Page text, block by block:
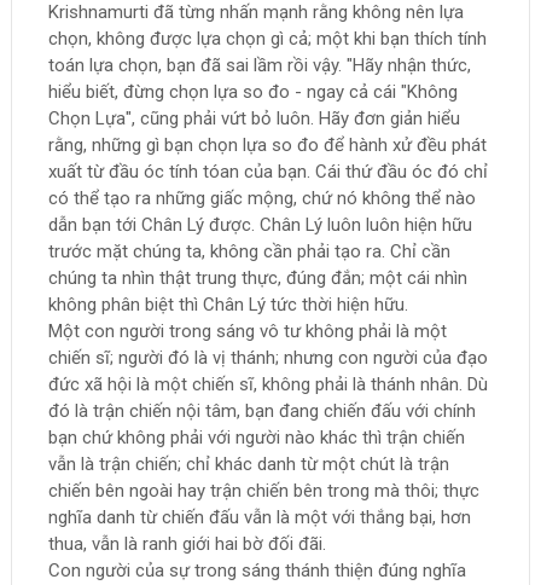
Krishnamurti đã từng nhấn mạnh rằng không nên lựa
chọn, không được lựa chọn gì cả; một khi bạn thích tính
toán lựa chọn, bạn đã sai lầm rồi vậy. "Hãy nhận thức,
hiểu biết, đừng chọn lựa so đo - ngay cả cái "Không
Chọn Lựa", cũng phải vứt bỏ luôn. Hãy đơn giản hiểu
rằng, những gì bạn chọn lựa so đo để hành xử đều phát
xuất từ đầu óc tính tóan của bạn. Cái thứ đầu óc đó chỉ
có thể tạo ra những giấc mộng, chứ nó không thể nào
dẫn bạn tới Chân Lý được. Chân Lý luôn luôn hiện hữu
trước mặt chúng ta, không cần phải tạo ra. Chỉ cần
chúng ta nhìn thật trung thực, đúng đắn; một cái nhìn
không phân biệt thì Chân Lý tức thời hiện hữu.
Một con người trong sáng vô tư không phải là một
chiến sĩ; người đó là vị thánh; nhưng con người của đạo
đức xã hội là một chiến sĩ, không phải là thánh nhân. Dù
đó là trận chiến nội tâm, bạn đang chiến đấu với chính
bạn chứ không phải với người nào khác thì trận chiến
vẫn là trận chiến; chỉ khác danh từ một chút là trận
chiến bên ngoài hay trận chiến bên trong mà thôi; thực
nghĩa danh từ chiến đấu vẫn là một với thắng bại, hơn
thua, vẫn là ranh giới hai bờ đối đãi.
Con người của sự trong sáng thánh thiện đúng nghĩa